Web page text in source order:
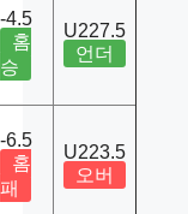
-4.5
홈
승
U227.5
언더
-6.5
홈
패
U223.5
오버